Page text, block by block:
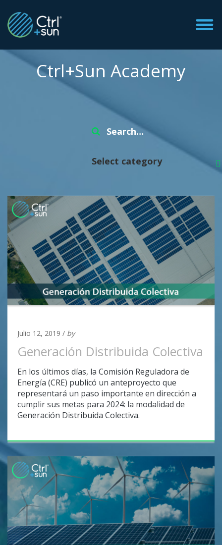
Ctrl+Sun Academy
Julio 12, 2019 / by
Generación Distribuida Colectiva
En los últimos días, la Comisión Reguladora de
Energía (CRE) publicó un anteproyecto que
representará un paso importante en dirección a
cumplir sus metas para 2024: la modalidad de
Generación Distribuida Colectiva.